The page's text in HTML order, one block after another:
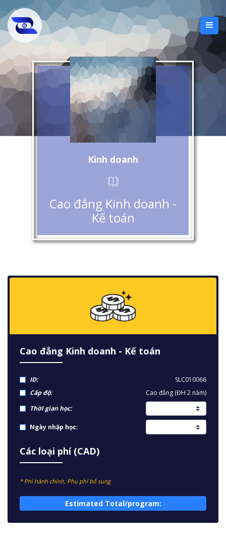
Kinh doanh
Cao đẳng Kinh doanh -
Kế toán
Cao đẳng Kinh doanh - Kế toán
ID:
SLC010066
Cấp độ:
Cao đẳng (ĐH 2 năm)
Thời gian học:
Ngày nhập học:
Các loại phí (CAD)
* Phí hành chính, Phụ phí bổ sung
Estimated Total/program: